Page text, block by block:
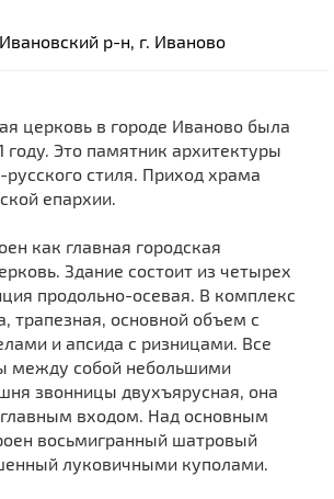
парки и заказники
пункт
р-н, г. Иваново
церковь в городе Иваново была
году. Это памятник архитектуры
русского стиля. Приход храма
епархии.
как главная городская
Здание состоит из четырех
продольно-осевая. В комплекс
трапезная, основной объем с
и апсида с ризницами. Все
между собой небольшими
звонницы двухъярусная, она
главным входом. Над основным
восьмигранный шатровый
луковичными куполами.